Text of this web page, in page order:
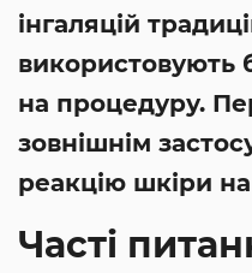
інгаляцій
використовують
на процедуру.
зовнішнім
реакцію шкіри на
Часті